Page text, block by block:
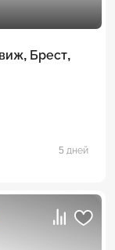
Брест,
5 дней